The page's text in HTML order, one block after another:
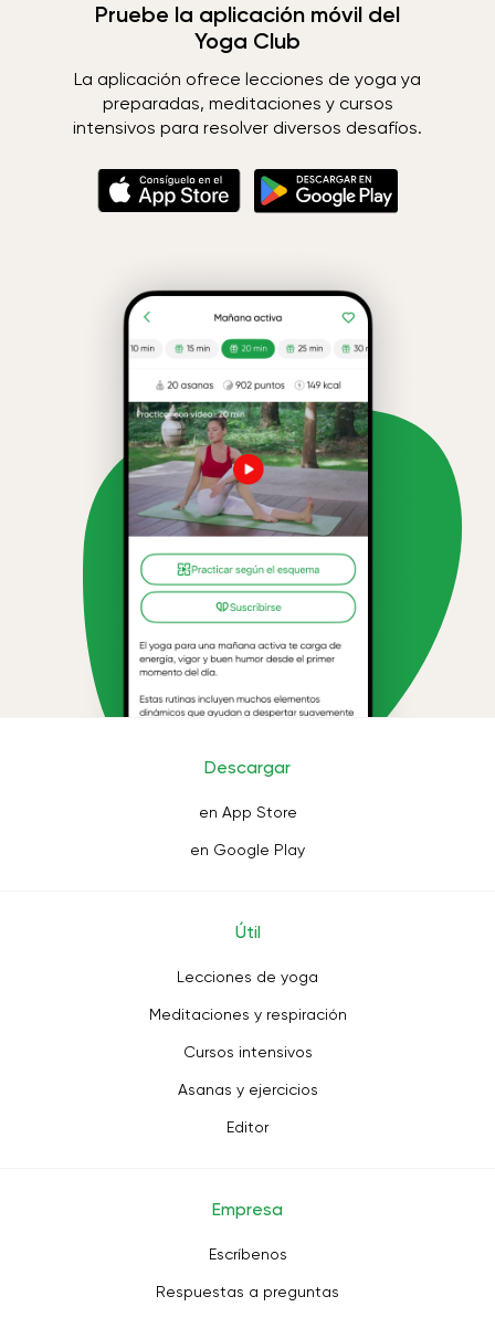
Pruebe la aplicación móvil del
Yoga Club
La aplicación ofrece lecciones de yoga ya
preparadas, meditaciones y cursos
intensivos para resolver diversos desafíos.
Descargar
en App Store
en Google Play
Útil
Lecciones de yoga
Meditaciones y respiración
Cursos intensivos
Asanas y ejercicios
Editor
Empresa
Escríbenos
Respuestas a preguntas